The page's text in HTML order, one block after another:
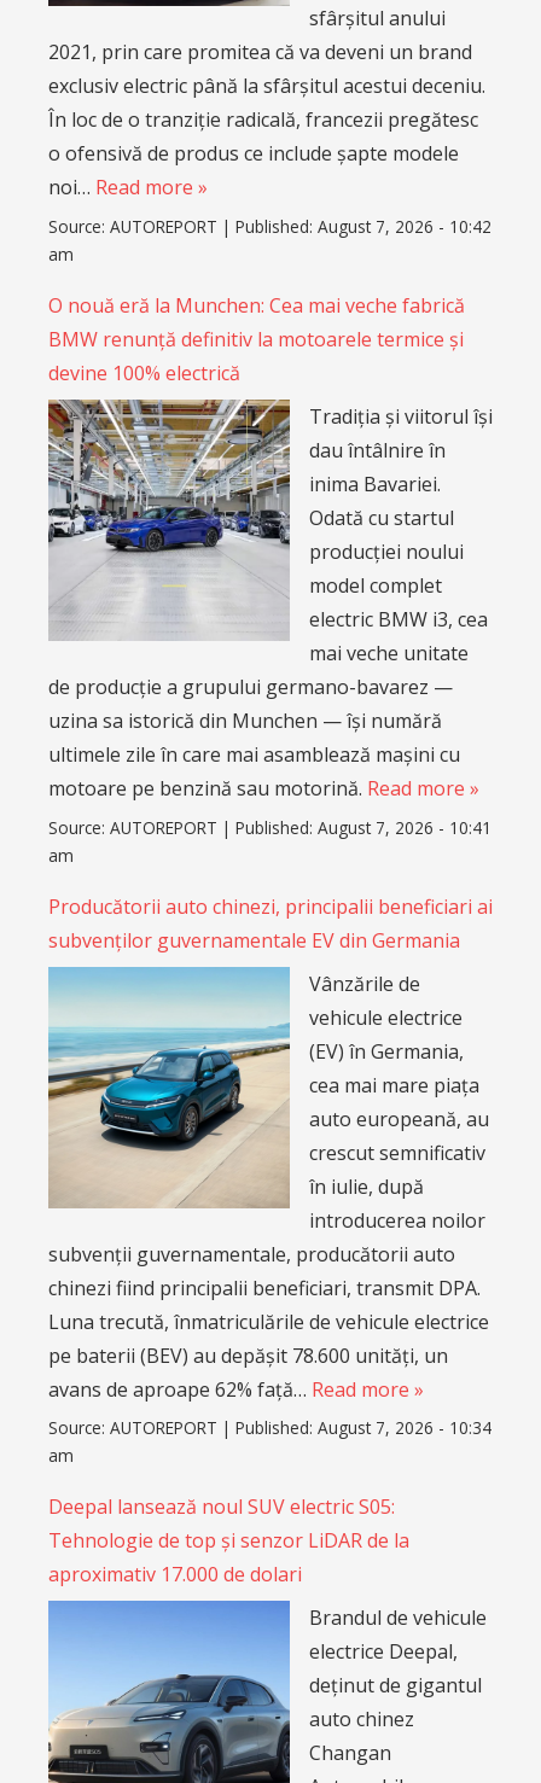
sfârșitul anului
2021, prin care promitea că va deveni un brand
exclusiv electric până la sfârșitul acestui deceniu.
În loc de o tranziție radicală, francezii pregătesc
o ofensivă de produs ce include șapte modele
noi… Read more »
Source: AUTOREPORT | Published: August 7, 2026 - 10:42
am
O nouă eră la Munchen: Cea mai veche fabrică
BMW renunță definitiv la motoarele termice și
devine 100% electrică
Tradiția și viitorul își
dau întâlnire în
inima Bavariei.
Odată cu startul
producției noului
model complet
electric BMW i3, cea
mai veche unitate
de producție a grupului germano-bavarez —
uzina sa istorică din Munchen — își numără
ultimele zile în care mai asamblează mașini cu
motoare pe benzină sau motorină. Read more »
Source: AUTOREPORT | Published: August 7, 2026 - 10:41
am
Producătorii auto chinezi, principalii beneficiari ai
subvenților guvernamentale EV din Germania
Vânzările de
vehicule electrice
(EV) în Germania,
cea mai mare piața
auto europeană, au
crescut semnificativ
în iulie, după
introducerea noilor
subvenții guvernamentale, producătorii auto
chinezi fiind principalii beneficiari, transmit DPA.
Luna trecută, înmatriculările de vehicule electrice
pe baterii (BEV) au depășit 78.600 unități, un
avans de aproape 62% față… Read more »
Source: AUTOREPORT | Published: August 7, 2026 - 10:34
am
Deepal lansează noul SUV electric S05:
Tehnologie de top și senzor LiDAR de la
aproximativ 17.000 de dolari
Brandul de vehicule
electrice Deepal,
deținut de gigantul
auto chinez
Changan